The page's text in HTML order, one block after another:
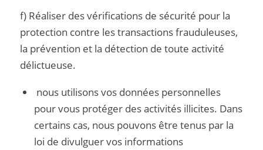
f) Réaliser des vérifications de sécurité pour la
protection contre les transactions frauduleuses,
la prévention et la détection de toute activité
délictueuse.
nous utilisons vos données personnelles
pour vous protéger des activités illicites. Dans
certains cas, nous pouvons être tenus par la
loi de divulguer vos informations